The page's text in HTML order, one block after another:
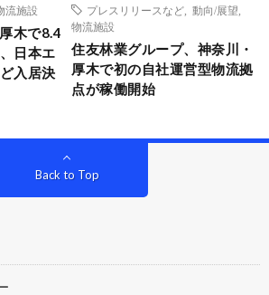
流施設
木で8.4
日本エ
入居決
プレスリリースなど
動向/展望
物流施設
住友林業グループ、神奈川・
厚木で初の自社運営型物流拠
点が稼働開始
Back to Top